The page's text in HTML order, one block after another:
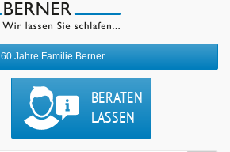
60 Jahre Familie Berner
BERATEN
LASSEN